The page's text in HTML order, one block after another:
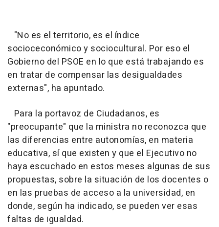
"No es el territorio, es el índice
socioceconómico y sociocultural. Por eso el
Gobierno del PSOE en lo que está trabajando es
en tratar de compensar las desigualdades
externas", ha apuntado.
Para la portavoz de Ciudadanos, es
"preocupante" que la ministra no reconozca que
las diferencias entre autonomías, en materia
educativa, sí que existen y que el Ejecutivo no
haya escuchado en estos meses algunas de sus
propuestas, sobre la situación de los docentes o
en las pruebas de acceso a la universidad, en
donde, según ha indicado, se pueden ver esas
faltas de igualdad.